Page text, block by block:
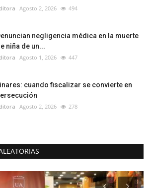
Agosto 2, 2026 494
negligencia médica en la muerte
niña de un...
Agosto 1, 2026 447
cuando fiscalizar se convierte en
Agosto 2, 2026 278